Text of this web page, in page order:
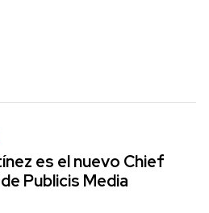
es el nuevo Chief
Publicis Media